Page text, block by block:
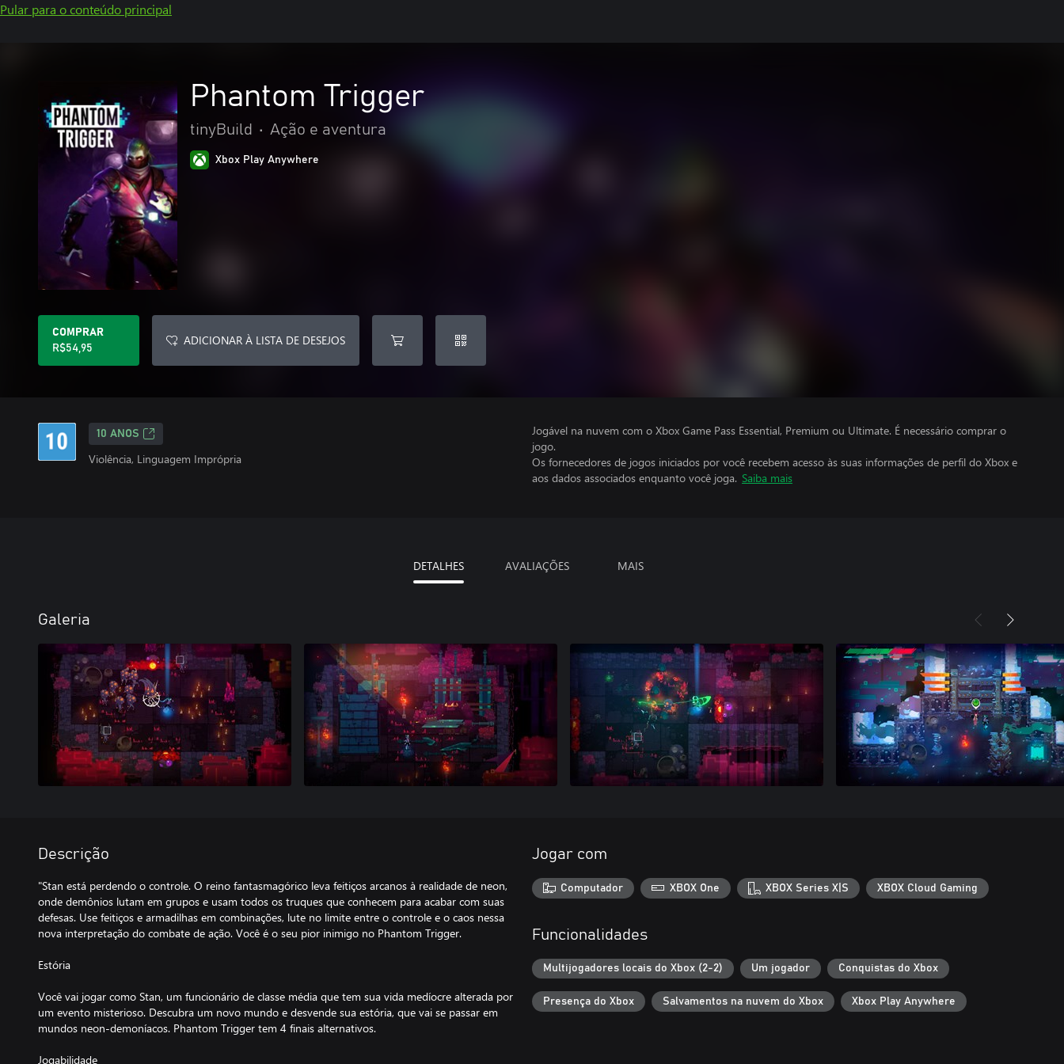
Pular para o conteúdo principal
Phantom Trigger
tinyBuild • Ação e aventura
Xbox Play Anywhere
COMPRAR
R$54,95
ADICIONAR À LISTA DE DESEJOS
10 ANOS
Violência, Linguagem Imprópria
Jogável na nuvem com o Xbox Game Pass Essential, Premium ou Ultimate. É necessário comprar o
jogo.
Os fornecedores de jogos iniciados por você recebem acesso às suas informações de perfil do Xbox e
aos dados associados enquanto você joga. Saiba mais
DETALHES AVALIAÇÕES MAIS
Galeria
Descrição
"Stan está perdendo o controle. O reino fantasmagórico leva feitiços arcanos à realidade de neon,
onde demônios lutam em grupos e usam todos os truques que conhecem para acabar com suas
defesas. Use feitiços e armadilhas em combinações, lute no limite entre o controle e o caos nessa
nova interpretação do combate de ação. Você é o seu pior inimigo no Phantom Trigger.
Estória
Você vai jogar como Stan, um funcionário de classe média que tem sua vida medíocre alterada por
um evento misterioso. Descubra um novo mundo e desvende sua estória, que vai se passar em
mundos neon-demoníacos. Phantom Trigger tem 4 finais alternativos.
Jogabilidade
Jogar com
Computador XBOX One XBOX Series X|S XBOX Cloud Gaming
Funcionalidades
Multijogadores locais do Xbox (2-2) Um jogador Conquistas do Xbox
Presença do Xbox Salvamentos na nuvem do Xbox Xbox Play Anywhere